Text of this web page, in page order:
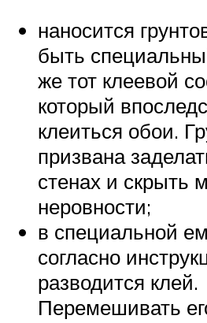
наносится
быть
же тот клеевой
который
клеиться обои.
призвана
стенах и скрыть
неровности;
в специальной
согласно
разводится клей.
Перемешивать